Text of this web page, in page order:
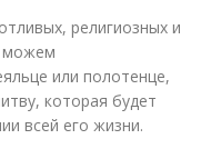
религиозных и
можем
или полотенце,
которая будет
всей его жизни.